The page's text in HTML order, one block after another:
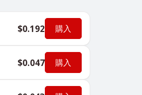
$0.192 購入
$0.047 購入